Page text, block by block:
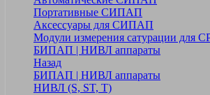
Портативные СИПАП
Аксессуары для СИПАП
Модули измерения сатурации для
БИПАП | НИВЛ аппараты
Назад
БИПАП | НИВЛ аппараты
НИВЛ (S, ST, T)